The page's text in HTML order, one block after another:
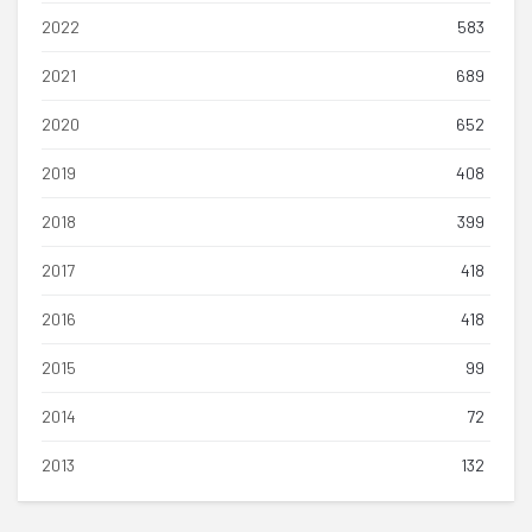
2022 583
2021 689
2020 652
2019 408
2018 399
2017 418
2016 418
2015 99
2014 72
2013 132